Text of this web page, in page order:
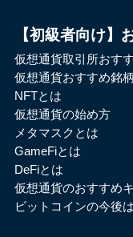
【初級者向け】
仮想通貨取引所おす
仮想通貨おすすめ銘柄
NFTとは
仮想通貨の始め方
メタマスクとは
GameFiとは
DeFiとは
仮想通貨のおすすめ
ビットコインの今後